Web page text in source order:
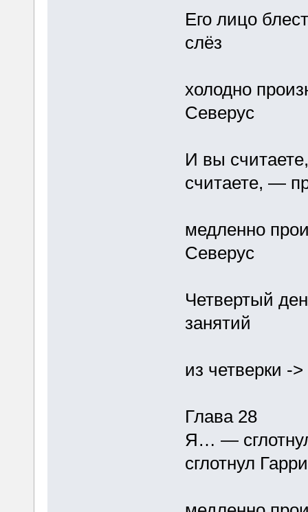
Его лицо
слёз
холодно
Северус
И вы
считаете, —
медленно
Северус
Четвертый
занятий
из четверки -
Глава 28
Я… —
сглотнул